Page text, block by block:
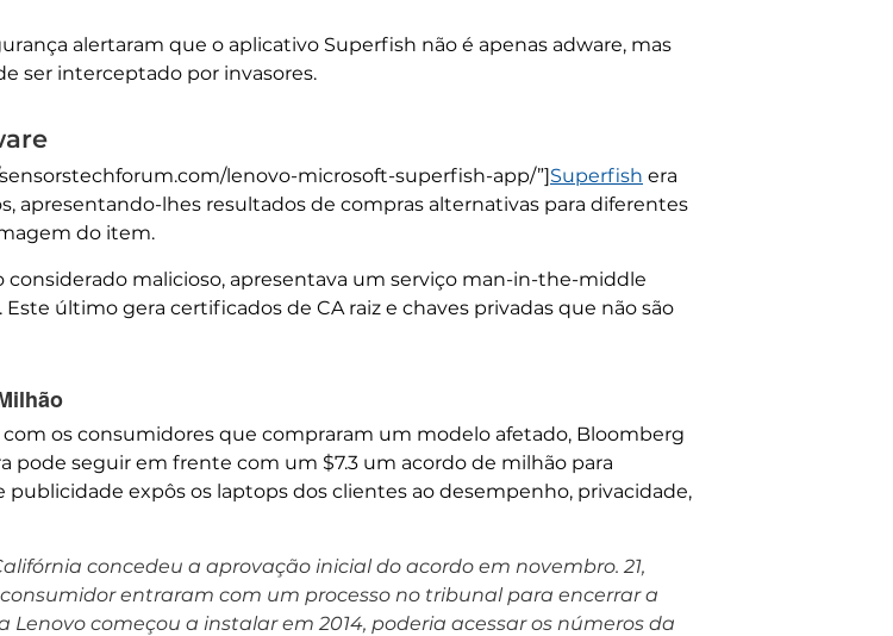
alertaram que o aplicativo Superfish não é apenas adware, mas
ser interceptado por invasores.
lenovo-microsoft-superfish-app/”]Superfish era
apresentando-lhes resultados de compras alternativas para diferentes
do item.
malicioso, apresentava um serviço man-in-the-middle
último gera certificados de CA raiz e chaves privadas que não são
os consumidores que compraram um modelo afetado, Bloomberg
pode seguir em frente com um $7.3 um acordo de milhão para
expôs os laptops dos clientes ao desempenho, privacidade,
concedeu a aprovação inicial do acordo em novembro. 21,
entraram com um processo no tribunal para encerrar a
Lenovo começou a instalar em 2014, poderia acessar os números da